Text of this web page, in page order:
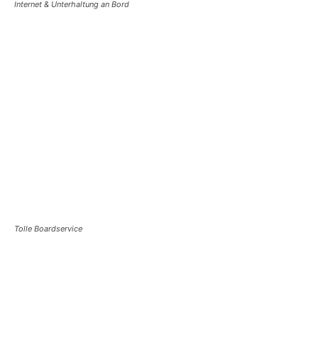
Internet & Unterhaltung an Bord
Tolle Boardservice